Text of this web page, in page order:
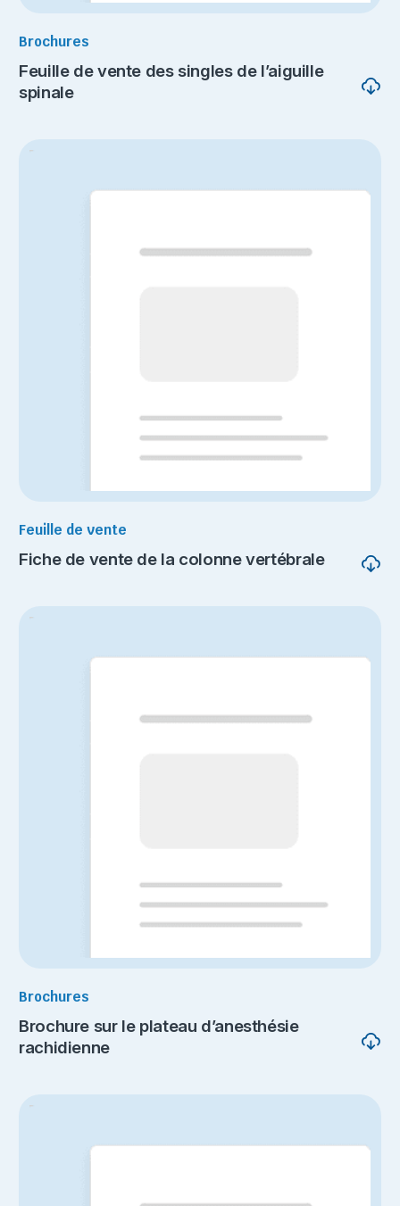
Brochures
Feuille de vente des singles de l’aiguille
spinale
Feuille de vente
Fiche de vente de la colonne vertébrale
Brochures
Brochure sur le plateau d’anesthésie
rachidienne